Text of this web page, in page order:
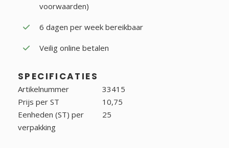
voorwaarden)
6 dagen per week bereikbaar
Veilig online betalen
SPECIFICATIES
Artikelnummer
33415
Prijs per ST
10,75
Eenheden (ST) per
verpakking
25